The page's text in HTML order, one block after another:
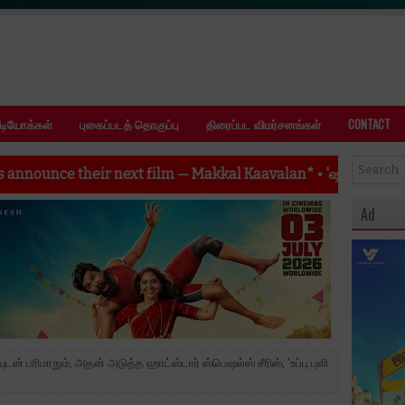
புகைப்படத் தொகுப்பு திரைப்பட விமர்சனங்கள் CONTACT
film — Makkal Kaavalan*•'ஷம்பாலா' வெற்றிக் கூட்டணியின்
பரிமாறும், அதன் அடுத்த ஹாட்ஸ்டார் ஸ்பெஷல்ஸ் சீரிஸ், 'உப்பு புளி
Ad